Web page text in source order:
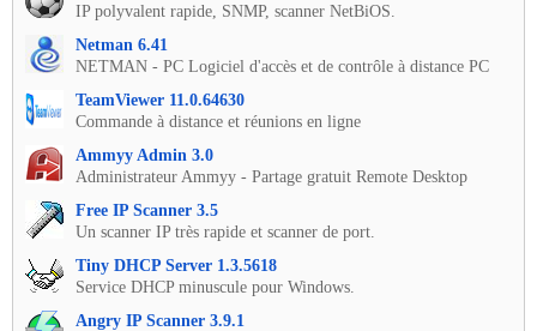
IP polyvalent rapide, SNMP, scanner NetBiOS.
Netman 6.41
NETMAN - PC Logiciel d'accès et de contrôle à distance PC
TeamViewer 11.0.64630
Commande à distance et réunions en ligne
Ammyy Admin 3.0
Administrateur Ammyy - Partage gratuit Remote Desktop
Free IP Scanner 3.5
Un scanner IP très rapide et scanner de port.
Tiny DHCP Server 1.3.5618
Service DHCP minuscule pour Windows.
Angry IP Scanner 3.9.1